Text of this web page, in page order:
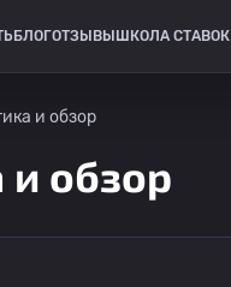
БЛОГОТЗЫВЫ ШКОЛА СТАВОК
и обзор
и обзор